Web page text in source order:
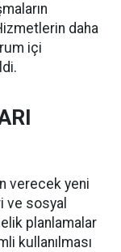
daha
içi
verecek yeni
ve sosyal
planlamalar
kullanılması